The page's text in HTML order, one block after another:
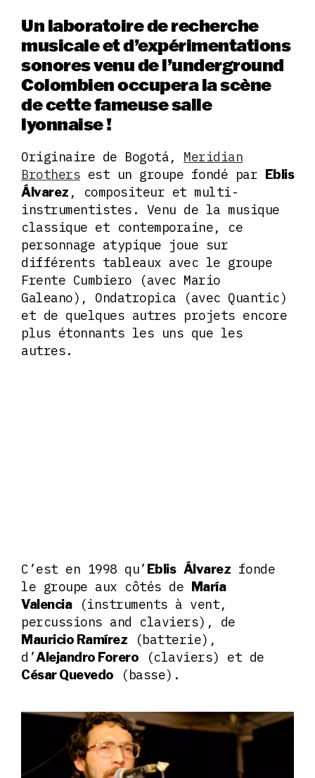
Un laboratoire de recherche
musicale et d’expérimentations
sonores venu de l’underground
Colombien occupera la scène
de cette fameuse salle
lyonnaise !
Originaire de Bogotá, Meridian
Brothers est un groupe fondé par Eblis
Álvarez , compositeur et multi-
instrumentistes. Venu de la musique
classique et contemporaine, ce
personnage atypique joue sur
différents tableaux avec le groupe
Frente Cumbiero (avec Mario
Galeano), Ondatropica (avec Quantic)
et de quelques autres projets encore
plus étonnants les uns que les
autres.
C’est en 1998 qu’Eblis Álvarez fonde
le groupe aux côtés de María
Valencia(instruments à vent,
percussions and claviers), de
Mauricio Ramírez (batterie),
d’Alejandro Forero (claviers) et de
César Quevedo (basse).